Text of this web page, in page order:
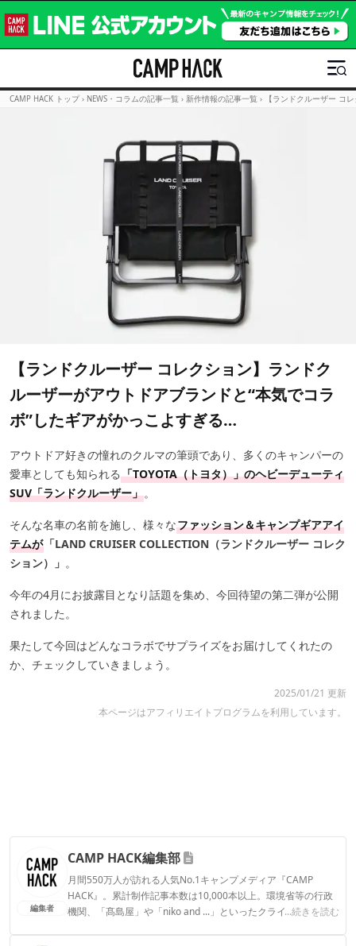
CAMP HACK トップ › NEWS・コラムの記事一覧 › 新作情報の記事一覧 › 【ランドクルーザー コ
【ランドクルーザー コレクション】ランドク
ルーザーがアウトドアブランドと“本気でコラ
ボ”したギアがかっこよすぎる…
アウトドア好きの憧れのクルマの筆頭であり、多くのキャンパーの
愛車としても知られる「TOYOTA（トヨタ）」のヘビーデューティ
SUV「ランドクルーザー」。
そんな名車の名前を施し、様々なファッション＆キャンプギアアイ
テムが 「LAND CRUISER COLLECTION（ランドクルーザー コレク
ション）」 。
今年の4月にお披露目となり話題を集め、今回待望の第二弾が公開
されました。
果たして今回はどんなコラボでサプライズをお届けしてくれたの
か、チェックしていきましょう。
2025/01/21 更新
本ページはアフィリエイトプログラムを利用しています。
編集者
CAMP HACK編集部
月間550万人が訪れる人気No.1キャンプメディア『CAMP
HACK』。累計制作記事本数は10,000本以上。環境省等の行政
機関、「髙島屋」や「niko and ...」といったクライアントとの
...続きを読む